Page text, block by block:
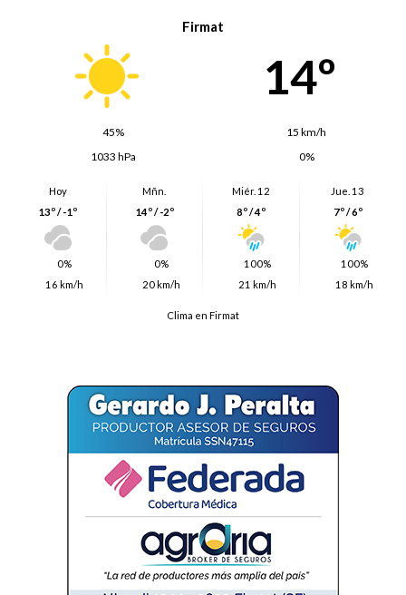
Firmat
14º
45%
15 km/h
1033 hPa
0%
Hoy
13º / -1º
0%
16 km/h
Mñn.
14º / -2º
0%
20 km/h
Miér. 12
8º / 4º
100%
21 km/h
Jue. 13
7º / 6º
100%
18 km/h
Clima en Firmat